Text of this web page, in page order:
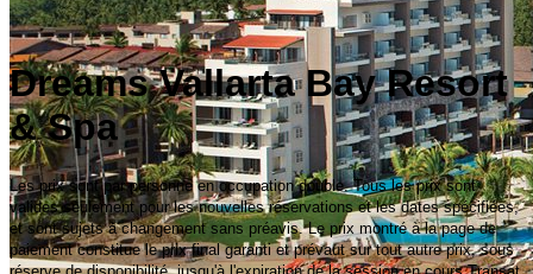
Dreams Vallarta Bay Resort
& Spa
Les prix sont par personne en occupation double. Tous les prix sont
valides seulement pour les nouvelles réservations et les dates spécifiées,
et sont sujets à changement sans préavis. Le prix montré à la page de
paiement constitue le prix final garanti et prévaut sur tout autre prix, sous